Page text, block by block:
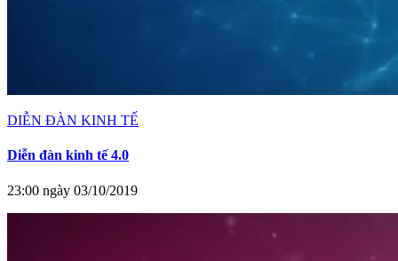
DIỄN ĐÀN KINH TẾ
Diễn đàn kinh tế 4.0
23:00 ngày 03/10/2019